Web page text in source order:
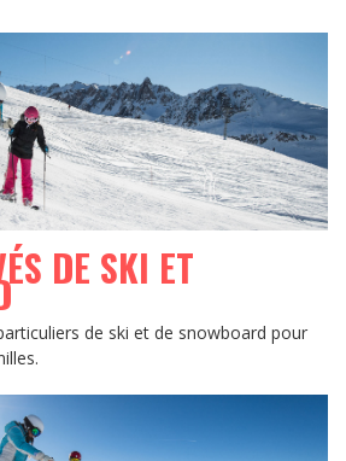
DE SKI ET
de ski et de snowboard pour